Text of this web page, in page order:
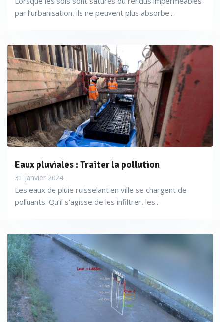
par l’urbanisation, ils ne peuvent plus absorbe...
Eaux pluviales : Traiter la pollution
31 janvier 2024
Les eaux de pluie ruisselant en ville se chargent de
polluants. Qu’il s’agisse de les infiltrer, les...